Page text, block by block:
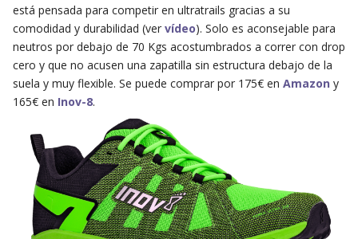
está pensada para competir en ultratrails gracias a su
comodidad y durabilidad (ver vídeo). Solo es aconsejable para
neutros por debajo de 70 Kgs acostumbrados a correr con drop
cero y que no acusen una zapatilla sin estructura debajo de la
suela y muy flexible. Se puede comprar por 175€ en Amazon y
165€ en Inov-8.